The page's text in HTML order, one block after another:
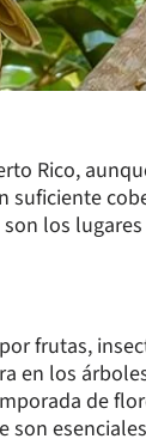
Rico,
los
frutas,
en los
de